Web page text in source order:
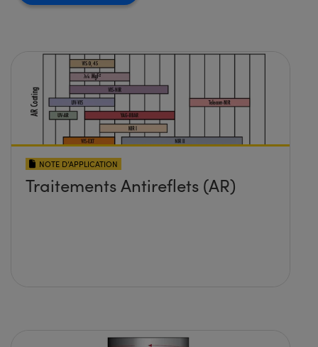
NOTE D’APPLICATION
Traitements Antireflets (AR)